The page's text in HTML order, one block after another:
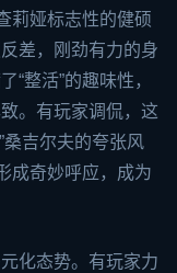
莉娅标志性的健硕
差，刚劲有力的身
“整活”的趣味性，
。有玩家调侃，这
桑吉尔夫的夸张风
成奇妙呼应，成为
化态势。有玩家力